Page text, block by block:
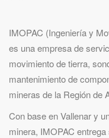
IMOPAC (Ingeniería y
es una empresa de
movimiento de tierra,
mantenimiento de
mineras de la Región de
Con base en Vallenar y
minera, IMOPAC